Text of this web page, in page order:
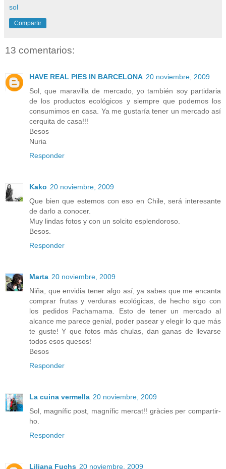
sol
Compartir
13 comentarios:
HAVE REAL PIES IN BARCELONA 20 noviembre, 2009
Sol, que maravilla de mercado, yo también soy partidaria
de los productos ecológicos y siempre que podemos los
consumimos en casa. Ya me gustaría tener un mercado así
cerquita de casa!!!
Besos
Nuria
Responder
Kako 20 noviembre, 2009
Que bien que estemos con eso en Chile, será interesante
de darlo a conocer.
Muy lindas fotos y con un solcito esplendoroso.
Besos.
Responder
Marta 20 noviembre, 2009
Niña, que envidia tener algo así, ya sabes que me encanta
comprar frutas y verduras ecológicas, de hecho sigo con
los pedidos Pachamama. Esto de tener un mercado al
alcance me parece genial, poder pasear y elegir lo que más
te guste! Y que fotos más chulas, dan ganas de llevarse
todos esos quesos!
Besos
Responder
La cuina vermella 20 noviembre, 2009
Sol, magnífic post, magnífic mercat!! gràcies per compartir-
ho.
Responder
Liliana Fuchs 20 noviembre, 2009